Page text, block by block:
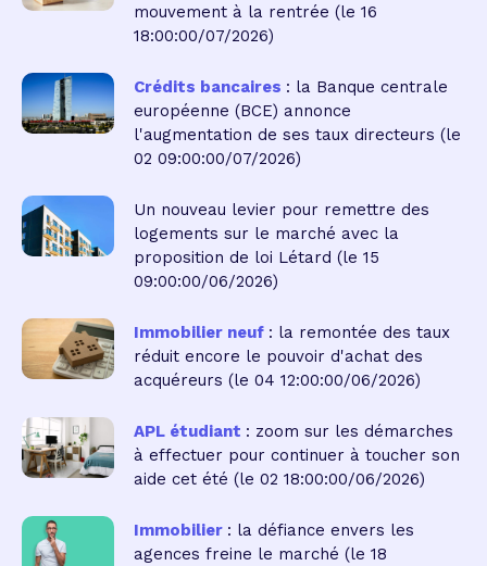
mouvement à la rentrée (le 16
18:00:00/07/2026)
Crédits bancaires : la Banque centrale
européenne (BCE) annonce
l'augmentation de ses taux directeurs (le
02 09:00:00/07/2026)
Un nouveau levier pour remettre des
logements sur le marché avec la
proposition de loi Létard (le 15
09:00:00/06/2026)
Immobilier neuf : la remontée des taux
réduit encore le pouvoir d'achat des
acquéreurs (le 04 12:00:00/06/2026)
APL étudiant : zoom sur les démarches
à effectuer pour continuer à toucher son
aide cet été (le 02 18:00:00/06/2026)
Immobilier : la défiance envers les
agences freine le marché (le 18